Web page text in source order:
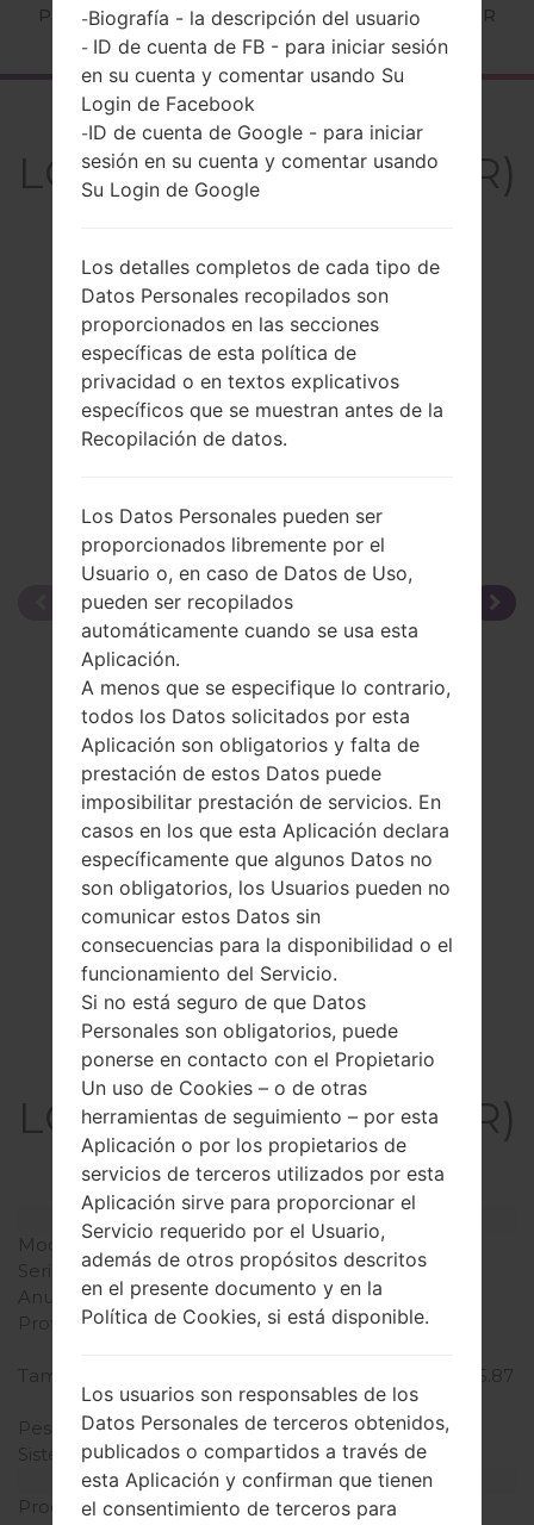
Página principal → Serie →LG G Flex 2 →LGH950PR
El resumen
LGH950PR(LGH950PR)
akaLG G Flex 2
Comparar
La especificación
LGH950PR(LGH950PR)
akaLG G Flex 2
Modelo y sus características
Modelo
LGH950PR
Serie
LG G Flex 2
Anunciado
Febrero, 2015
Profundidad
9.4 milímetros (0.37
Tamaño (dimensiones)
149.1 x 75.3 milímetros (5.87
x 2.96 pulgadas)
Peso
152 gramos (5.36 onzas)
Sistema de operación
Android 5.0.x Lollipop
Hardware
Procesador
4x1.5 GHz Cortex-A53 &
-Biografía - la descripción del usuario
- ID de cuenta de FB - para iniciar sesión
en su cuenta y comentar usando Su
Login de Facebook
-ID de cuenta de Google - para iniciar
sesión en su cuenta y comentar usando
Su Login de Google
Los detalles completos de cada tipo de
Datos Personales recopilados son
proporcionados en las secciones
específicas de esta política de
privacidad o en textos explicativos
específicos que se muestran antes de la
Recopilación de datos.
Los Datos Personales pueden ser
proporcionados libremente por el
Usuario o, en caso de Datos de Uso,
pueden ser recopilados
automáticamente cuando se usa esta
Aplicación.
A menos que se especifique lo contrario,
todos los Datos solicitados por esta
Aplicación son obligatorios y falta de
prestación de estos Datos puede
imposibilitar prestación de servicios. En
casos en los que esta Aplicación declara
específicamente que algunos Datos no
son obligatorios, los Usuarios pueden no
comunicar estos Datos sin
consecuencias para la disponibilidad o el
funcionamiento del Servicio.
Si no está seguro de que Datos
Personales son obligatorios, puede
ponerse en contacto con el Propietario
Un uso de Cookies – o de otras
herramientas de seguimiento – por esta
Aplicación o por los propietarios de
servicios de terceros utilizados por esta
Aplicación sirve para proporcionar el
Servicio requerido por el Usuario,
además de otros propósitos descritos
en el presente documento y en la
Política de Cookies, si está disponible.
Los usuarios son responsables de los
Datos Personales de terceros obtenidos,
publicados o compartidos a través de
esta Aplicación y confirman que tienen
el consentimiento de terceros para